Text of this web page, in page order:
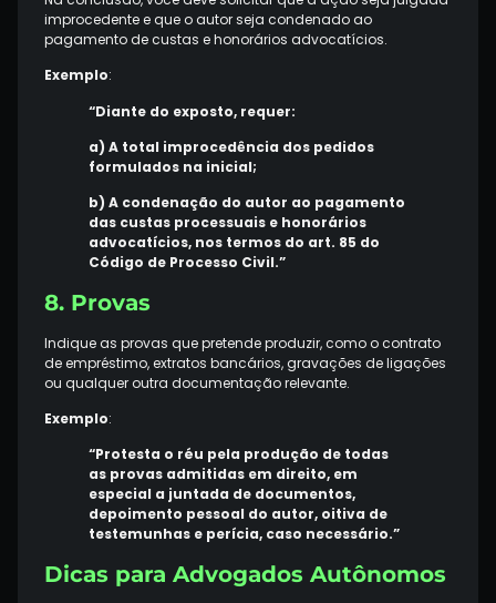
improcedente e que o autor seja condenado ao
pagamento de custas e honorários advocatícios.
Exemplo:
“Diante do exposto, requer:
a) A total improcedência dos pedidos
formulados na inicial;
b) A condenação do autor ao pagamento
das custas processuais e honorários
advocatícios, nos termos do art. 85 do
Código de Processo Civil.”
8. Provas
Indique as provas que pretende produzir, como o contrato
de empréstimo, extratos bancários, gravações de ligações
ou qualquer outra documentação relevante.
Exemplo:
“Protesta o réu pela produção de todas
as provas admitidas em direito, em
especial a juntada de documentos,
depoimento pessoal do autor, oitiva de
testemunhas e perícia, caso necessário.”
Dicas para Advogados Autônomos